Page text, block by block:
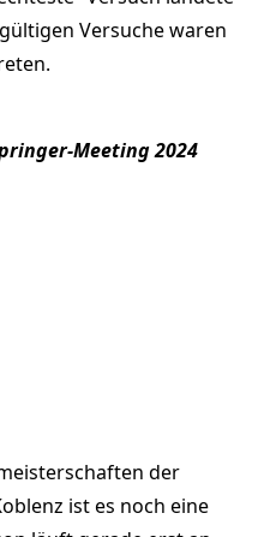
Versuche waren
Meeting 2024
der
ist es noch eine